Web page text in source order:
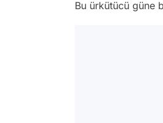
Bu ürkütücü güne